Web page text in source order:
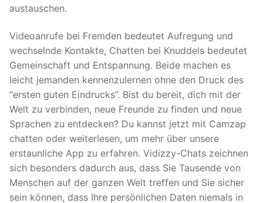
austauschen.
Videoanrufe bei Fremden bedeutet Aufregung und
wechselnde Kontakte, Chatten bei Knuddels bedeutet
Gemeinschaft und Entspannung. Beide machen es
leicht jemanden kennenzulernen ohne den Druck des
“ersten guten Eindrucks”. Bist du bereit, dich mit der
Welt zu verbinden, neue Freunde zu finden und neue
Sprachen zu entdecken? Du kannst jetzt mit Camzap
chatten oder weiterlesen, um mehr über unsere
erstaunliche App zu erfahren. Vidizzy-Chats zeichnen
sich besonders dadurch aus, dass Sie Tausende von
Menschen auf der ganzen Welt treffen und Sie sicher
sein können, dass Ihre persönlichen Daten niemals in